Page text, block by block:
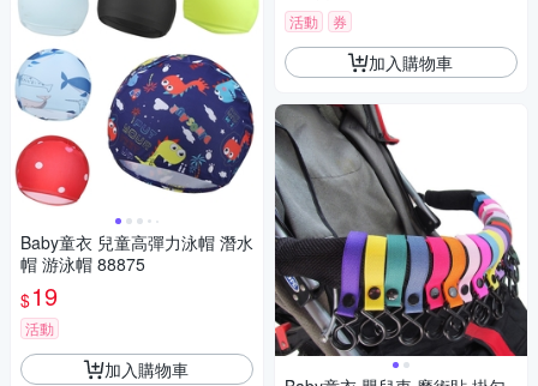
Baby童衣 兒童高彈力泳帽 潛水
帽 游泳帽 88875
$19
活動
加入購物車
活動 券
加入購物車